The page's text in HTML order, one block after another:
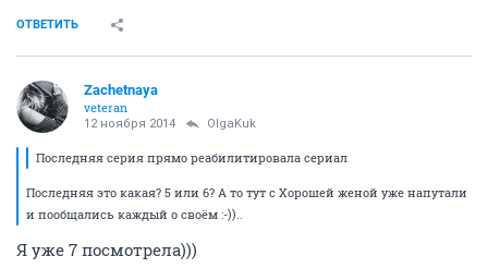
ОТВЕТИТЬ
Zachetnaya
veteran
12 ноября 2014 OlgaKuk
Последняя серия прямо реабилитировала сериал
Последняя это какая? 5 или 6? А то тут с Хорошей женой уже напутали
и пообщались каждый о своём :-))..
Я уже 7 посмотрела)))